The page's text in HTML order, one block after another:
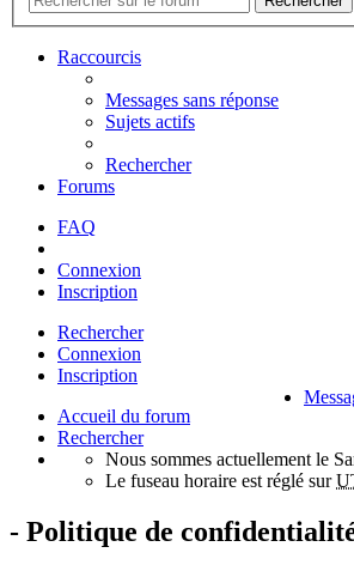
Raccourcis
Messages sans réponse
Sujets actifs
Rechercher
Forums
FAQ
Connexion
Inscription
Rechercher
Connexion
Inscription
Accueil du forum
Rechercher
Nous sommes actuellement le
Le fuseau horaire est réglé sur
- Politique de